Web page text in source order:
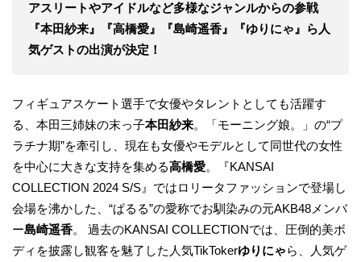
アスリートやアイドルなど多様なジャンルからの参戦
『本田紗来』『高橋愛』『島崎遥香』『ゆりにゃ』ら人
気ゲストの出演が決定！
フィギュアスケート選手で女優やタレントとしても活躍す
る、本田三姉妹の末っ子本田紗来。「モーニング娘。」の“プ
ラチナ期”を牽引し、現在も女優やモデルとして同世代の女性
を中心に大きな支持を集める高橋愛。『KANSAI
COLLECTION 2024 S/S』ではロリータファッションで登場し
会場を沸かした、“ぱるる”の愛称でお馴染みの元AKB48メンバ
ー島崎遥香。 過去のKANSAI COLLECTIONでは、圧倒的美ボ
ディを披露し観客を魅了した人気TikTokerゆりにゃら、人気ゲ